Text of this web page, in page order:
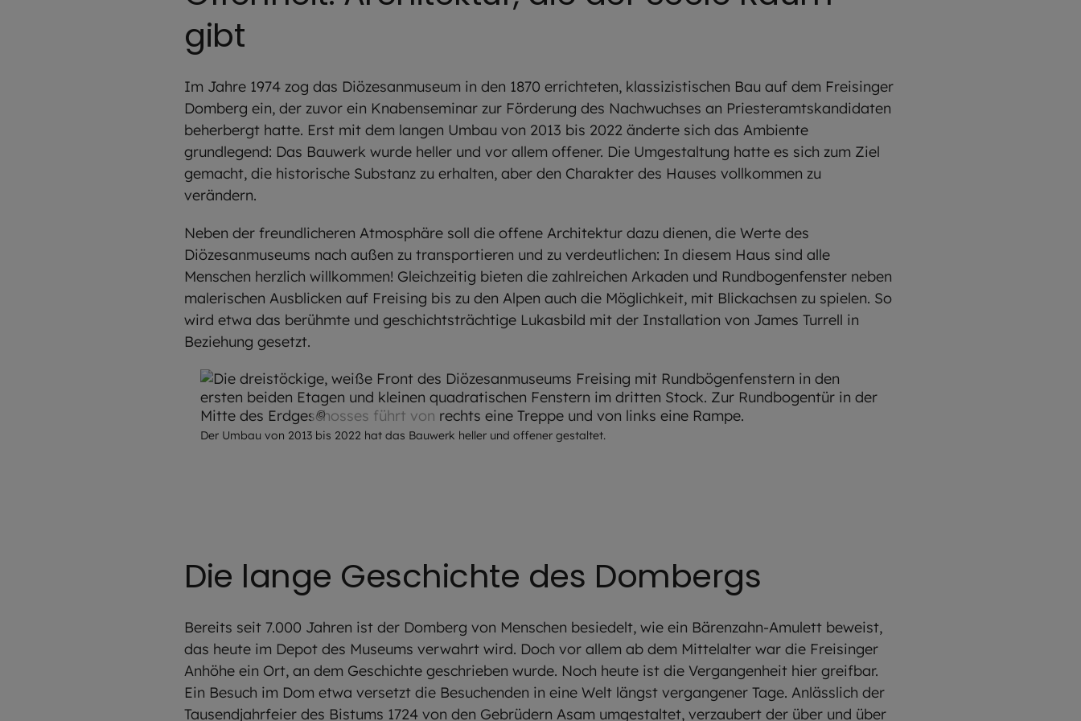
gibt
Im Jahre 1974 zog das Diözesanmuseum in den 1870 errichteten, klassizistischen Bau auf dem Freisinger
Domberg ein, der zuvor ein Knabenseminar zur Förderung des Nachwuchses an Priesteramtskandidaten
beherbergt hatte. Erst mit dem langen Umbau von 2013 bis 2022 änderte sich das Ambiente
grundlegend: Das Bauwerk wurde heller und vor allem offener. Die Umgestaltung hatte es sich zum Ziel
gemacht, die historische Substanz zu erhalten, aber den Charakter des Hauses vollkommen zu
verändern.
Neben der freundlicheren Atmosphäre soll die offene Architektur dazu dienen, die Werte des
Diözesanmuseums nach außen zu transportieren und zu verdeutlichen: In diesem Haus sind alle
Menschen herzlich willkommen! Gleichzeitig bieten die zahlreichen Arkaden und Rundbogenfenster neben
malerischen Ausblicken auf Freising bis zu den Alpen auch die Möglichkeit, mit Blickachsen zu spielen. So
wird etwa das berühmte und geschichtsträchtige Lukasbild mit der Installation von James Turrell in
Beziehung gesetzt.
© Thomas Dashuber
Der Umbau von 2013 bis 2022 hat das Bauwerk heller und offener gestaltet.
Die lange Geschichte des Dombergs
Bereits seit 7.000 Jahren ist der Domberg von Menschen besiedelt, wie ein Bärenzahn-Amulett beweist,
das heute im Depot des Museums verwahrt wird. Doch vor allem ab dem Mittelalter war die Freisinger
Anhöhe ein Ort, an dem Geschichte geschrieben wurde. Noch heute ist die Vergangenheit hier greifbar.
Ein Besuch im Dom etwa versetzt die Besuchenden in eine Welt längst vergangener Tage. Anlässlich der
Tausendjahrfeier des Bistums 1724 von den Gebrüdern Asam umgestaltet, verzaubert der über und über